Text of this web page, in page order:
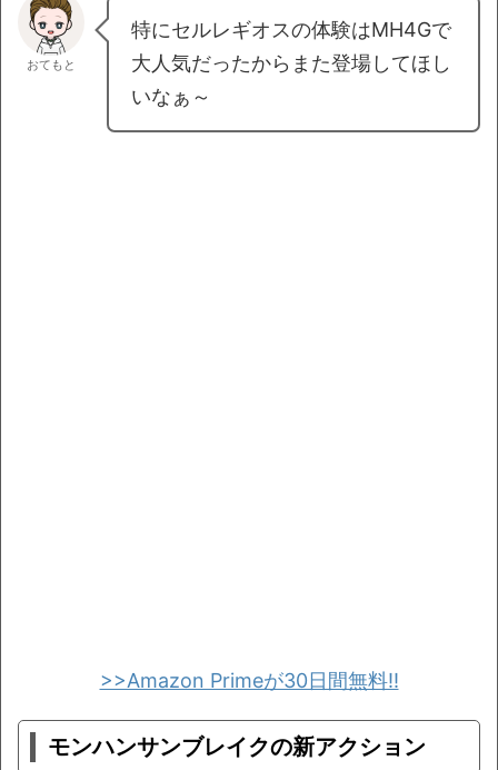
おてもと
特にセルレギオスの体験はMH4Gで
大人気だったからまた登場してほし
いなぁ～
>>Amazon Primeが30日間無料!!
モンハンサンブレイクの新アクション